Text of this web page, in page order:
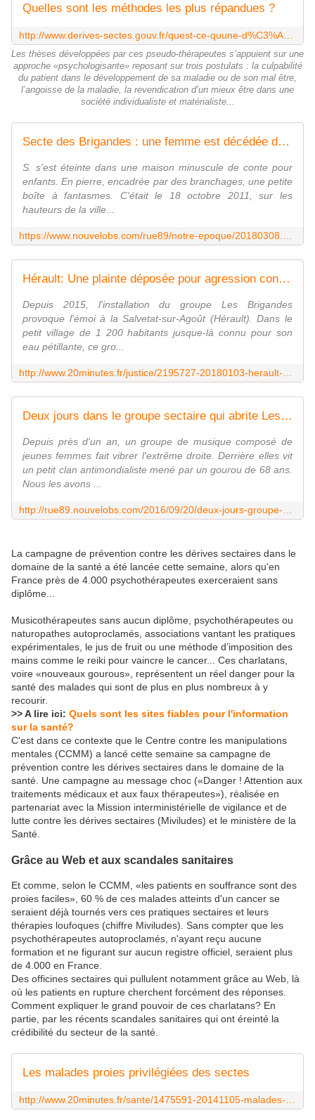
Quelles sont les méthodes les plus répandues ?
Les thèses développées par ces pseudo-thérapeutes s’appuient sur une
approche «psychologisante» reposant sur trois postulats : la culpabilité
du patient dans le développement de sa maladie ou de son mal être,
l’angoisse de la maladie, la revendication d’un mieux être dans une
société individualiste et matérialiste...
Secte des Brigandes : une femme est décédée dans ce cabanon
S. s'est éteinte dans une maison minuscule de conte pour
enfants. En pierre, encadrée par des branchages, une petite
boîte à fantasmes. C'était le 18 octobre 2011, sur les
hauteurs de la ville...
Hérault: Une plainte déposée pour agression contre les Brigandes, un groupuscule proche de l'extrême droite
Depuis 2015, l'installation du groupe Les Brigandes
provoque l'émoi à la Salvetat-sur-Agoût (Hérault). Dans le
petit village de 1 200 habitants jusque-là connu pour son
eau pétillante, ce gro...
Deux jours dans le groupe sectaire qui abrite Les Brigandes - Rue89 - L'Obs
Depuis près d'un an, un groupe de musique composé de
jeunes femmes fait vibrer l'extrême droite. Derrière elles vit
un petit clan antimondialiste mené par un gourou de 68 ans.
Nous les avons ...
La campagne de prévention contre les dérives sectaires dans le
domaine de la santé a été lancée cette semaine, alors qu'en
France près de 4.000 psychothérapeutes exerceraient sans
diplôme...
Musicothérapeutes sans aucun diplôme, psychothérapeutes ou
naturopathes autoproclamés, associations vantant les pratiques
expérimentales, le jus de fruit ou une méthode d’imposition des
mains comme le reiki pour vaincre le cancer... Ces charlatans,
voire «nouveaux gourous», représentent un réel danger pour la
santé des malades qui sont de plus en plus nombreux à y
recourir.
>> A lire ici: Quels sont les sites fiables pour l'information
sur la santé?
C'est dans ce contexte que le Centre contre les manipulations
mentales (CCMM) a lancé cette semaine sa campagne de
prévention contre les dérives sectaires dans le domaine de la
santé. Une campagne au message choc («Danger ! Attention aux
traitements médicaux et aux faux thérapeutes»), réalisée en
partenariat avec la Mission interministérielle de vigilance et de
lutte contre les dérives sectaires (Miviludes) et le ministère de la
Santé.
Grâce au Web et aux scandales sanitaires
Et comme, selon le CCMM, «les patients en souffrance sont des
proies faciles», 60 % de ces malades atteints d'un cancer se
seraient déjà tournés vers ces pratiques sectaires et leurs
thérapies loufoques (chiffre Miviludes). Sans compter que les
psychothérapeutes autoproclamés, n'ayant reçu aucune
formation et ne figurant sur aucun registre officiel, seraient plus
de 4.000 en France.
Des officines sectaires qui pullulent notamment grâce au Web, là
où les patients en rupture cherchent forcément des réponses.
Comment expliquer le grand pouvoir de ces charlatans? En
partie, par les récents scandales sanitaires qui ont éreinté la
crédibilité du secteur de la santé.
Les malades proies privilégiées des sectes
http://www.20minutes.fr/sante/1475591-20141105-malades-proies-privilegiees-sectes